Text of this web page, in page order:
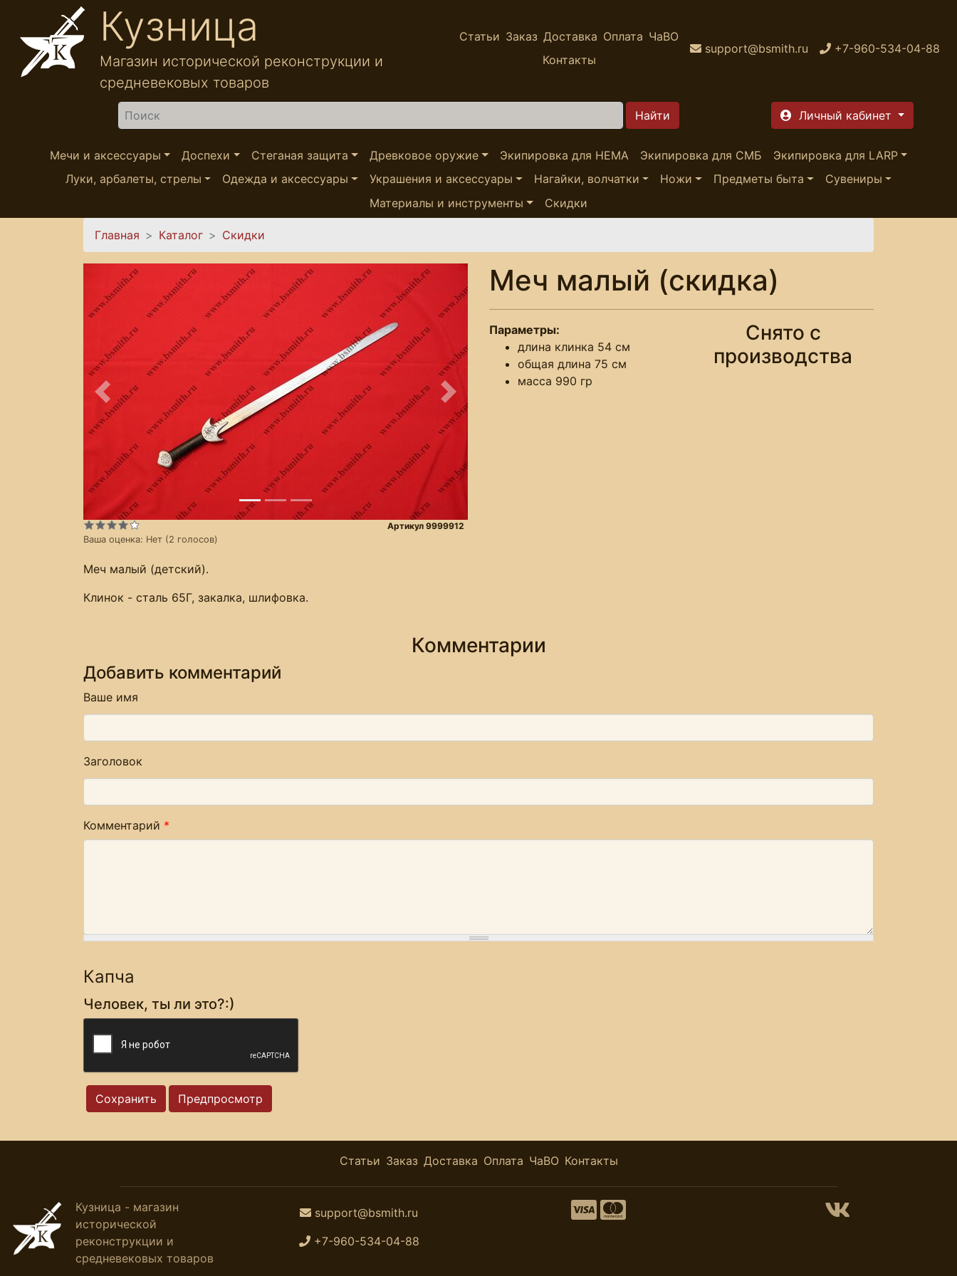
Перейти к основному содержанию
Кузница
Магазин исторической реконструкции и
средневековых товаров
Статьи Заказ Доставка Оплата ЧаВО
Контакты
support@bsmith.ru +7-960-534-04-88
Найти Личный кабинет
Мечи и аксессуары Доспехи Стеганая защита Древковое оружие Экипировка для HEMA Экипировка для СМБ
Экипировка для LARP
Луки, арбалеты, стрелы
Одежда и аксессуары Украшения и аксессуары Нагайки, волчатки Ножи Предметы быта
Сувениры
Материалы и инструменты
Скидки
Вы здесь
Главная Каталог Скидки
Предыдущее Следующее
Ваша оценка: Нет (2 голосов)
Артикул 9999912
Меч малый (скидка)
Параметры:
длина клинка 54 см
общая длина 75 см
масса 990 гр
Снято с
производства
Меч малый (детский).
Клинок - сталь 65Г, закалка, шлифовка.
Комментарии
Добавить комментарий
Ваше имя
Заголовок
Комментарий *
Капча
Человек, ты ли это?:)
Статьи Заказ Доставка Оплата ЧаВО Контакты
Кузница - магазин
исторической
реконструкции и
средневековых товаров
support@bsmith.ru
+7-960-534-04-88